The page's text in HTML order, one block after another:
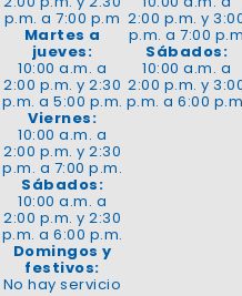
p.m. a 7:00 p.m
Martes a
jueves:
10:00 a.m. a
2:00 p.m. y 2:30
p.m. a 5:00 p.m.
Viernes:
10:00 a.m. a
2:00 p.m. y 2:30
p.m. a 7:00 p.m.
Sábados:
10:00 a.m. a
2:00 p.m. y 2:30
p.m. a 6:00 p.m.
Domingos y
festivos:
No hay servicio
2:00 p.m. y
p.m. a 7:00 p.m
Sábados:
10:00 a.m. a
2:00 p.m. y
p.m. a 6:00